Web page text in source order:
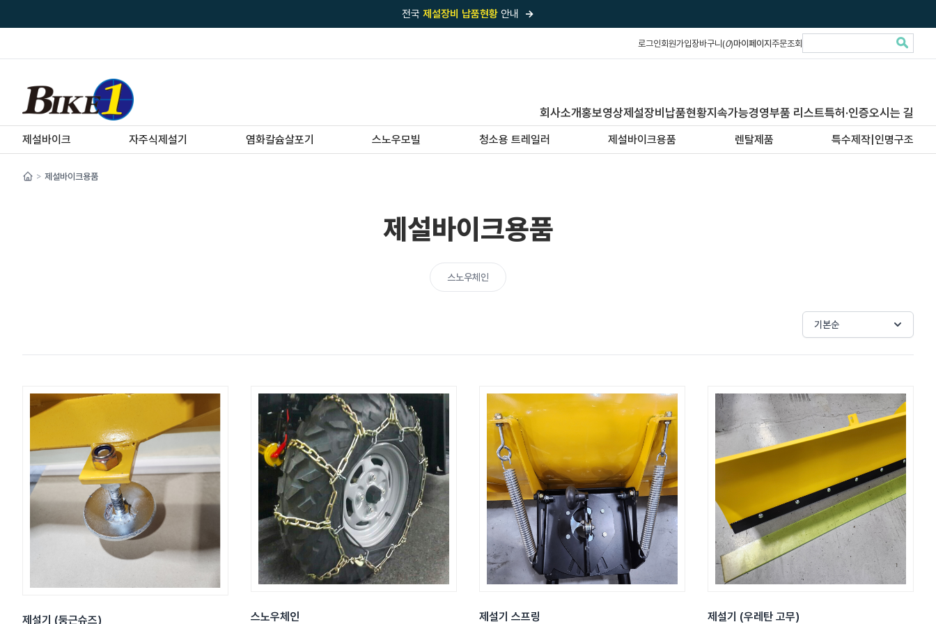
전국 제설장비 납품현황 안내 →
'국내 유일'의 특허 제설 시스템보유기업
전국이 선택한제설·다목적 장비 전문기업
로그인회원가입장바구니(0)마이페이지 주문조회
회사소개홍보영상제설장비납품현황지속가능경영부품 리스트특허·인증오시는 길
제설바이크 자주식제설기 염화칼슘살포기 스노우모빌 청소용 트레일러 제설바이크용품 렌탈제품 특수제작|인명구조
> 제설바이크용품
제설바이크용품
스노우체인
기본순
제설기 (둥근슈즈) 스노우체인 제설기 스프링 제설기 (우레탄 고무)